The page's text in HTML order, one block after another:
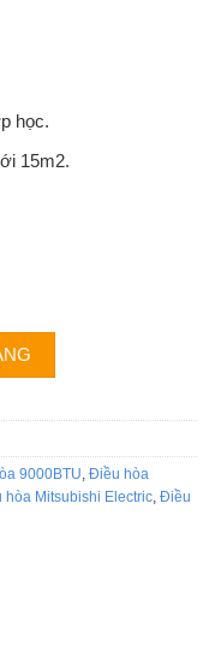
học.
15m2.
1 chiều số
9000BTU, Điều hòa
hòa Mitsubishi Electric, Điều